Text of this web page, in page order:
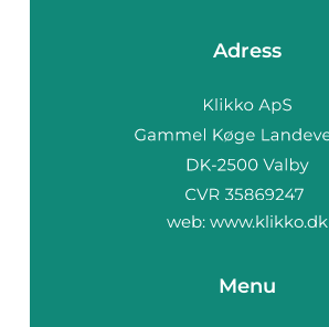
Adress
web: www.klikko.dk
Menu